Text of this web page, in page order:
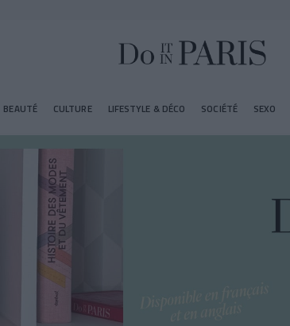
BEAUTÉ CULTURE LIFESTYLE & DÉCO SOCIÉTÉ SEXO